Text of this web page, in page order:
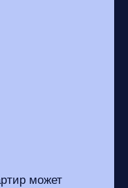
может